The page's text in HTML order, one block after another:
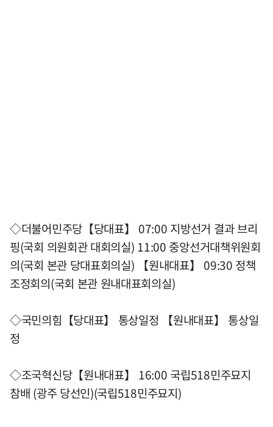
◇더불어민주당【당대표】 07:00 지방선거 결과 브리
핑(국회 의원회관 대회의실) 11:00 중앙선거대책위원회
의(국회 본관 당대표회의실) 【원내대표】 09:30 정책
조정회의(국회 본관 원내대표회의실)
◇국민의힘【당대표】 통상일정 【원내대표】 통상일
정
◇조국혁신당【원내대표】 16:00 국립518민주묘지
참배 (광주 당선인)(국립518민주묘지)